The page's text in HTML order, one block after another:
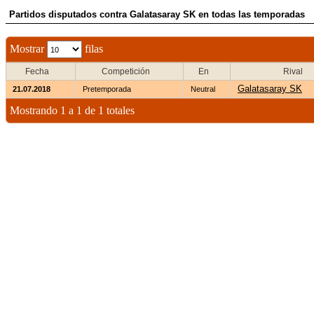
Partidos disputados contra Galatasaray SK en todas las temporadas
Mostrar filas
Fecha Competición En Rival
21.07.2018 Pretemporada Neutral Galatasaray SK
Mostrando 1 a 1 de 1 totales